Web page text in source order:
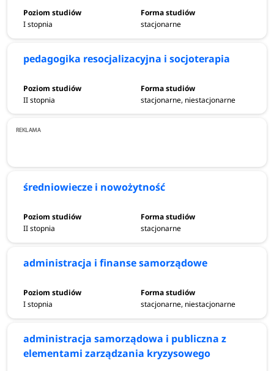
I stopnia stacjonarne
pedagogika resocjalizacyjna i socjoterapia
II stopnia stacjonarne, niestacjonarne
średniowiecze i nowożytność
II stopnia stacjonarne
administracja i finanse samorządowe
I stopnia stacjonarne, niestacjonarne
administracja samorządowa i publiczna z
elementami zarządzania kryzysowego